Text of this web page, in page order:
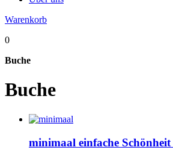
Warenkorb
0
Buche
Buche
minimaal einfache